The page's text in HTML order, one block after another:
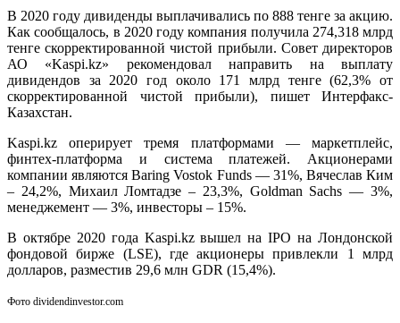
В 2020 году дивиденды выплачивались по 888 тенге за акцию.
Как сообщалось, в 2020 году компания получила 274,318 млрд
тенге скорректированной чистой прибыли. Совет директоров
АО «Kaspi.kz» рекомендовал направить на выплату
дивидендов за 2020 год около 171 млрд тенге (62,3% от
скорректированной чистой прибыли), пишет Интерфакс-
Казахстан.
Kaspi.kz оперирует тремя платформами — маркетплейс,
финтех-платформа и система платежей. Акционерами
компании являются Baring Vostok Funds — 31%, Вячеслав Ким
– 24,2%, Михаил Ломтадзе – 23,3%, Goldman Sachs — 3%,
менеджемент — 3%, инвесторы – 15%.
В октябре 2020 года Kaspi.kz вышел на IPO на Лондонской
фондовой бирже (LSE), где акционеры привлекли 1 млрд
долларов, разместив 29,6 млн GDR (15,4%).
Фото dividendinvestor.com